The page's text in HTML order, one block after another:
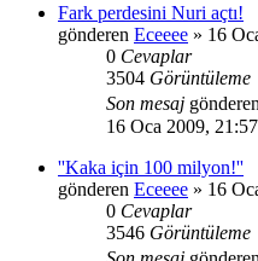
Fark perdesini Nuri açtı!
gönderen Eceeee » 16
0 Cevaplar
3504 Görüntüleme
Son mesaj gönderen
16 Oca 2009, 21:57
''Kaka için 100 milyon!''
gönderen Eceeee » 16
0 Cevaplar
3546 Görüntüleme